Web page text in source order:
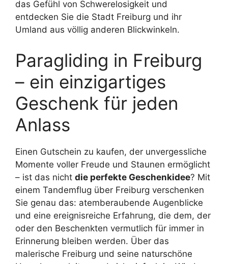
das Gefühl von Schwerelosigkeit und
entdecken Sie die Stadt Freiburg und ihr
Umland aus völlig anderen Blickwinkeln.
Paragliding in Freiburg
– ein einzigartiges
Geschenk für jeden
Anlass
Einen Gutschein zu kaufen, der unvergessliche
Momente voller Freude und Staunen ermöglicht
– ist das nicht die perfekte Geschenkidee? Mit
einem Tandemflug über Freiburg verschenken
Sie genau das: atemberaubende Augenblicke
und eine ereignisreiche Erfahrung, die dem, der
oder den Beschenkten vermutlich für immer in
Erinnerung bleiben werden. Über das
malerische Freiburg und seine naturschöne